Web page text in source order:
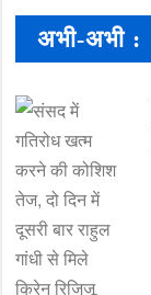
अभी-अभी :